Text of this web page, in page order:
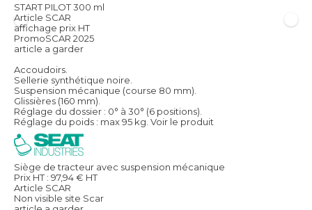
START PILOT 300 ml
Article SCAR
affichage prix HT
PromoSCAR 2025
article a garder
Accoudoirs.
Sellerie synthétique noire.
Suspension mécanique (course 80 mm).
Glissières (160 mm).
Réglage du dossier : 0° à 30° (6 positions).
Réglage du poids : max 95 kg. Voir le produit
Siège de tracteur avec suspension mécanique
Prix HT : 97,94€ HT
Article SCAR
Non visible site Scar